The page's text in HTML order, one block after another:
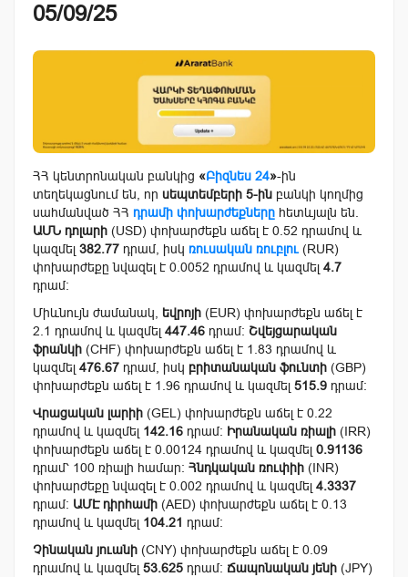
05/09/25
ՀՀ կենտրոնական բանկից «Բիզնես 24»-ին
տեղեկացնում են, որ սեպտեմբերի 5-ին բանկի կողմից
սահմանված ՀՀ դրամի փոխարժեքները հետևյալն են.
ԱՄՆ դոլարի (USD) փոխարժեքն աճել է 0.52 դրամով և
կազմել 382.77 դրամ, իսկ ռուսական ռուբլու (RUR)
փոխարժեքը նվազել է 0.0052 դրամով և կազմել 4.7
դրամ:
Միևնույն ժամանակ, եվրոյի (EUR) փոխարժեքն աճել է
2.1 դրամով և կազմել 447.46 դրամ: Շվեյցարական
ֆրանկի (CHF) փոխարժեքն աճել է 1.83 դրամով և
կազմել 476.67 դրամ, իսկ բրիտանական ֆունտի (GBP)
փոխարժեքն աճել է 1.96 դրամով և կազմել 515.9 դրամ:
Վրացական լարիի (GEL) փոխարժեքն աճել է 0.22
դրամով և կազմել 142.16 դրամ: Իրանական ռիալի (IRR)
փոխարժեքն աճել է 0.00124 դրամով և կազմել 0.91136
դրամ՝ 100 ռիալի համար: Հնդկական ռուփիի (INR)
փոխարժեքը նվազել է 0.002 դրամով և կազմել 4.3337
դրամ: ԱՄԷ դիրհամի (AED) փոխարժեքն աճել է 0.13
դրամով և կազմել 104.21 դրամ:
Չինական յուանի (CNY) փոխարժեքն աճել է 0.09
դրամով և կազմել 53.625 դրամ: Ճապոնական յենի (JPY)